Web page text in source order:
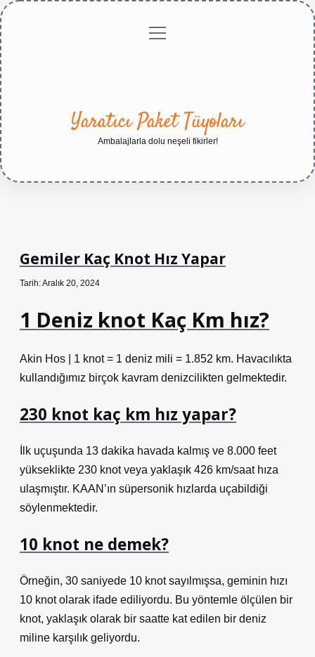
Gizlilikmenüyü
Yaratıcı Paket Tüyoları
Ambalajlarla dolu neşeli fikirler!
Gemiler Kaç Knot Hız Yapar
Tarih: Aralık 20, 2024
1 Deniz knot Kaç Km hız?
Akin Hos | 1 knot = 1 deniz mili = 1.852 km. Havacılıkta
kullandığımız birçok kavram denizcilikten gelmektedir.
230 knot kaç km hız yapar?
İlk uçuşunda 13 dakika havada kalmış ve 8.000 feet
yükseklikte 230 knot veya yaklaşık 426 km/saat hıza
ulaşmıştır. KAAN’ın süpersonik hızlarda uçabildiği
söylenmektedir.
10 knot ne demek?
Örneğin, 30 saniyede 10 knot sayılmışsa, geminin hızı
10 knot olarak ifade ediliyordu. Bu yöntemle ölçülen bir
knot, yaklaşık olarak bir saatte kat edilen bir deniz
miline karşılık geliyordu.